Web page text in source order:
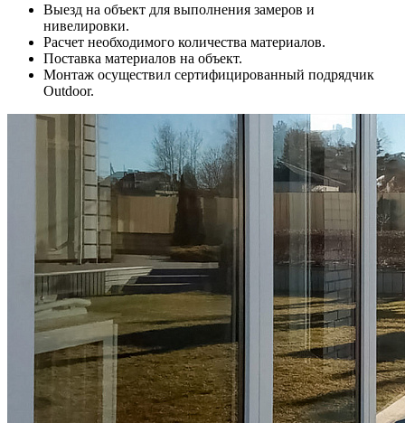
Выезд на объект для выполнения замеров и
нивелировки.
Расчет необходимого количества материалов.
Поставка материалов на объект.
Монтаж осуществил сертифицированный подрядчик
Outdoor.